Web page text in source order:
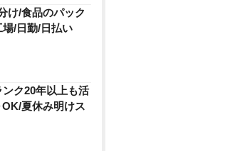
け/食品のパック
/日勤/日払い
ク20年以上も活
夏休み明けス